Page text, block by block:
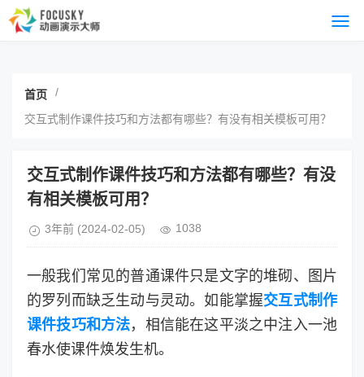
首页 /
交互式制作课件技巧和方法都有哪些？有没有相关模板可用？
交互式制作课件技巧和方法都有哪些？有没
有相关模板可用？
3年前 (2024-02-05) 1038
一般我们常见的普通课件只是文字的堆砌、图片
的罗列而缺乏生动与灵动。如能掌握交互式制作
课件技巧和方法，相信能在这平淡之中注入一池
春水使课件焕发生机。